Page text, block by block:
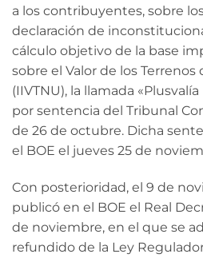
a los contribuyentes, sobre
declaración de
cálculo objetivo de la base
sobre el Valor de los
(IIVTNU), la llamada
por sentencia del Tribunal
de 26 de octubre. Dicha
el BOE el jueves 25 de
Con posterioridad, el 9 de
publicó en el BOE el Real
de noviembre, en el que se
refundido de la Ley